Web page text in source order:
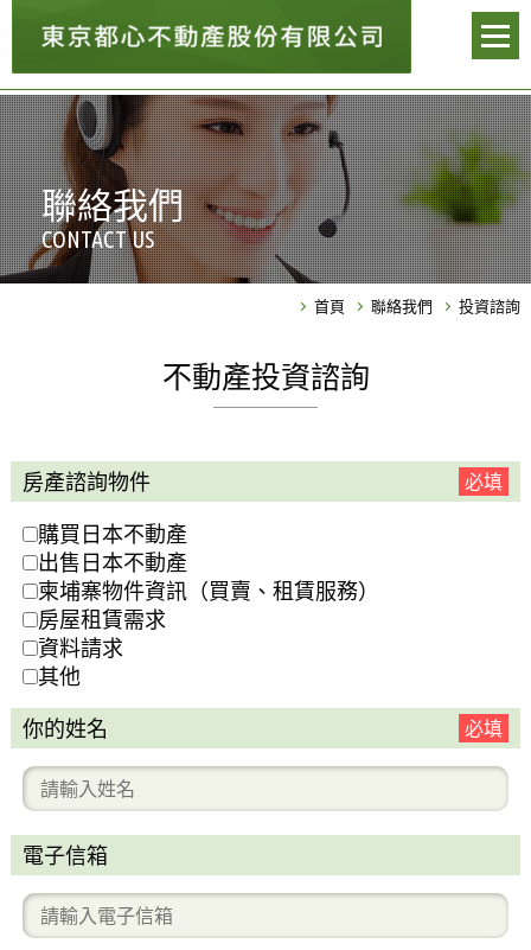
聯絡我們
CONTACT US
首頁 聯絡我們 投資諮詢
不動產投資諮詢
房產諮詢物件 必填
購買日本不動產
出售日本不動產
柬埔寨物件資訊（買賣、租賃服務）
房屋租賃需求
資料請求
其他
你的姓名
必填
電子信箱